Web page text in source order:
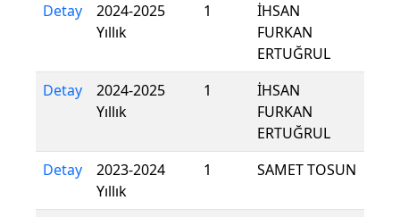
Detay
2024-2025
Yıllık
1
İHSAN
FURKAN
ERTUĞRUL
Detay
2024-2025
Yıllık
1
İHSAN
FURKAN
ERTUĞRUL
Detay
2023-2024
Yıllık
1 SAMET TOSUN